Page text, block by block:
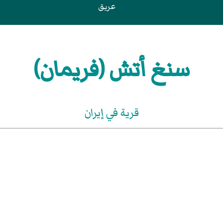
عريق
سنغ أتش (فريمان)
قرية في إيران